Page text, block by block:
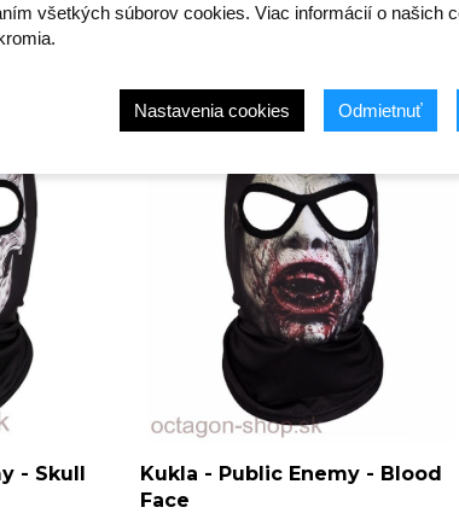
- Skull
Kukla - Public Enemy - Blood
Face
všetkých súborov cookies. Viac informácií o našich
Nastavenia cookies Odmietnuť